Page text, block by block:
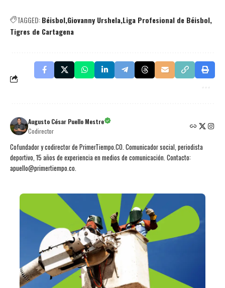
TAGGED:Béisbol Giovanny Urshela Liga Profesional de Béisbol
Tigres de Cartagena
Augusto César Puello Mestre
Codirector
Cofundador y codirector de PrimerTiempo.CO. Comunicador social, periodista
deportivo, 15 años de experiencia en medios de comunicación. Contacto:
apuello@primertiempo.co.